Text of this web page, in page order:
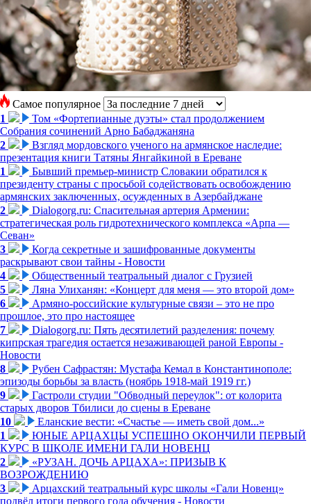
Самое популярное
1
Том «Фортепианные дуэты» стал продолжением
Собрания сочинений Арно Бабаджаняна
2
Взгляд мордовского ученого на армянское наследие:
презентация книги Татяны Янгайкиной в Ереване
1
Бывший премьер-министр Словакии обратился к
президенту страны с просьбой содействовать освобождению
армянских заключенных, осужденных в Азербайджане
2
Dialogorg.ru: Спасительная артерия Армении:
стратегическая роль гидротехнического комплекса «Арпа —
Севан»
3
Когда секретные и зашифрованные документы
раскрывают свои тайны - Новости
4
Общественный театральный диалог с Грузией
5
Ляна Улиханян: «Концерт для меня — это второй дом»
6
Армяно-российские культурные связи – это не про
прошлое, это про настоящее
7
Dialogorg.ru: Пять десятилетий разделения: почему
кипрская трагедия остается незаживающей раной Европы -
Новости
8
Рубен Сафрастян: Мустафа Кемал в Константинополе:
эпизоды борьбы за власть (ноябрь 1918-май 1919 гг.)
9
Гастроли студии "Обводный переулок": от колорита
старых дворов Тбилиси до сцены в Ереване
10
Еланские вести: «Счастье — иметь свой дом...»
1
ЮНЫЕ АРЦАХЦЫ УСПЕШНО ОКОНЧИЛИ ПЕРВЫЙ
КУРС В ШКОЛЕ ИМЕНИ ГАЛИ НОВЕНЦ
2
«РУЗАН. ДОЧЬ АРЦАХА»: ПРИЗЫВ К
ВОЗРОЖДЕНИЮ
3
Арцахский театральный курс школы «Гали Новенц»
подвёл итоги первого года обучения - Новости